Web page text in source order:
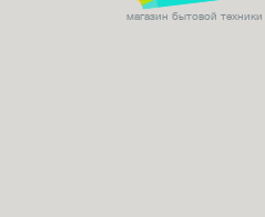
магазин бытовой техники